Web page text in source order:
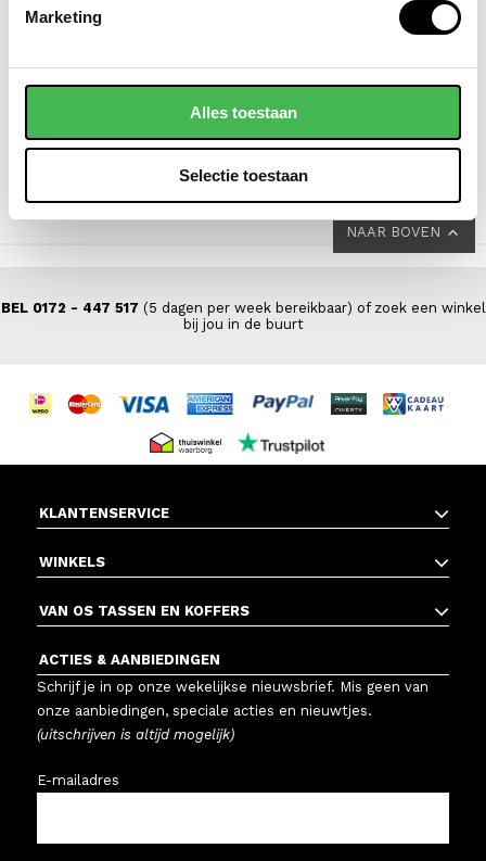
Marketing
Alles toestaan
Selectie toestaan
koffer / trolley /
(medium) s'cure
VOOR 149,00
laptoprugzak /
15.6 inch william
NAAR BOVEN
BEL 0172 - 447 517 (5 dagen per week bereikbaar) of zoek een winkel
bij jou in de buurt
KLANTENSERVICE
WINKELS
VAN OS TASSEN EN KOFFERS
ACTIES & AANBIEDINGEN
Schrijf je in op onze wekelijkse nieuwsbrief. Mis geen van
onze aanbiedingen, speciale acties en nieuwtjes.
(uitschrijven is altijd mogelijk)
E-mailadres